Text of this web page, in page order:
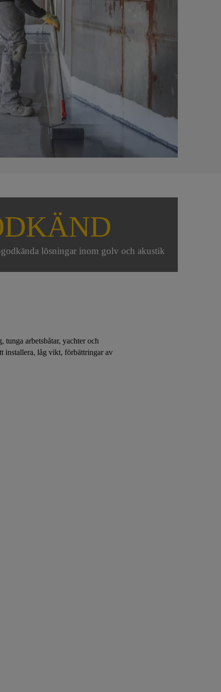
lösningar inom golv och akustik
arbetsbåtar, yachter och
installera, låg vikt, förbättringar av